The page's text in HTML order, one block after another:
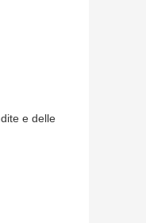
e delle